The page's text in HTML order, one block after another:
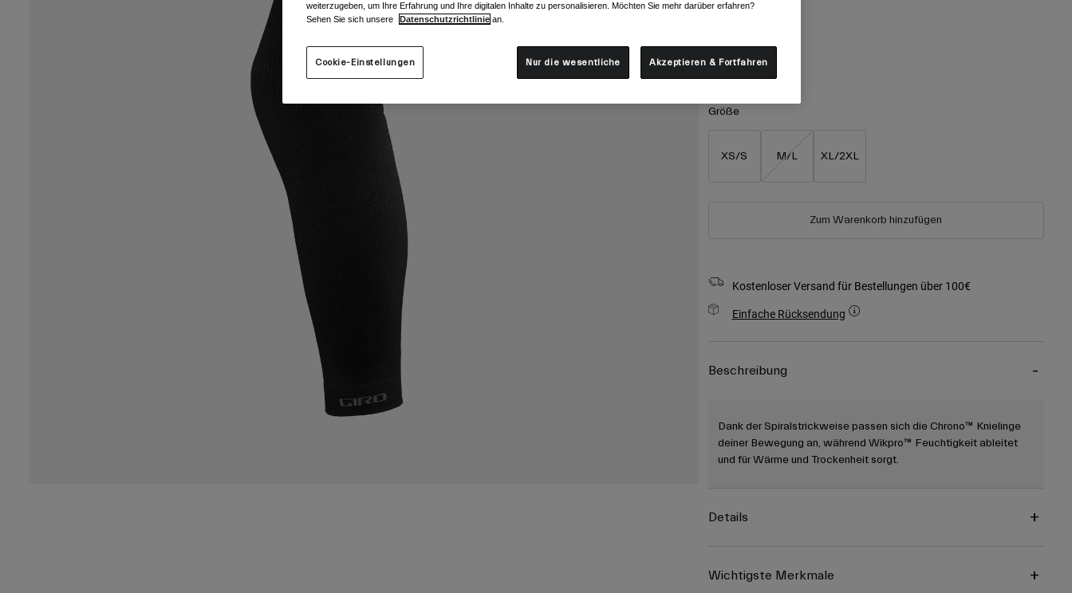
Farben -Schwarz
ausgewählt
Größe
XS/S M/L XL/2XL
Zum Warenkorb hinzufügen
Kostenloser Versand für Bestellungen über 100€
Einfache Rücksendung
Beschreibung
Dank der Spiralstrickweise passen sich die Chrono™ Knielinge
deiner Bewegung an, während Wikpro™ Feuchtigkeit ableitet
und für Wärme und Trockenheit sorgt.
Details
Wichtigste Merkmale
weiterzugeben, um Ihre Erfahrung und Ihre digitalen Inhalte zu personalisieren. Möchten Sie mehr darüber erfahren?
Sehen Sie sich unsere
Datenschutzrichtlinie an.
Cookie-Einstellungen Nur die wesentliche Akzeptieren & Fortfahren